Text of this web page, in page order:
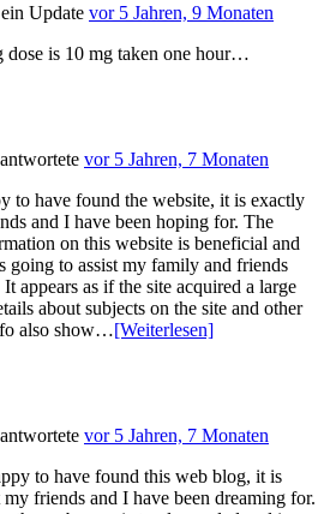
Update vor 5 Jahren, 9 Monaten
dose is 10 mg taken one hour…
antwortete vor 5 Jahren, 7 Monaten
to have found the website, it is exactly
and I have been hoping for. The
on this website is beneficial and
going to assist my family and friends
appears as if the site acquired a large
about subjects on the site and other
also show…[Weiterlesen]
antwortete vor 5 Jahren, 7 Monaten
to have found this web blog, it is
friends and I have been dreaming for.